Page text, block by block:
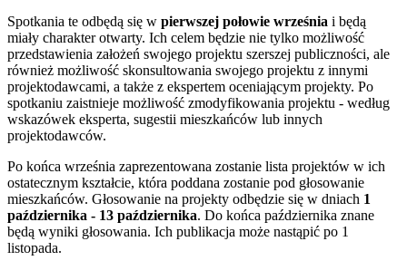
Spotkania te odbędą się w pierwszej połowie września i będą
miały charakter otwarty. Ich celem będzie nie tylko możliwość
przedstawienia założeń swojego projektu szerszej publiczności, ale
również możliwość skonsultowania swojego projektu z innymi
projektodawcami, a także z ekspertem oceniającym projekty. Po
spotkaniu zaistnieje możliwość zmodyfikowania projektu - według
wskazówek eksperta, sugestii mieszkańców lub innych
projektodawców.
Po końca września zaprezentowana zostanie lista projektów w ich
ostatecznym kształcie, która poddana zostanie pod głosowanie
mieszkańców. Głosowanie na projekty odbędzie się w dniach 1
października - 13 października. Do końca października znane
będą wyniki głosowania. Ich publikacja może nastąpić po 1
listopada.